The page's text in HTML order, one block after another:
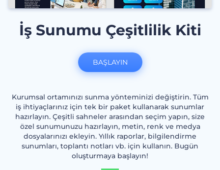
İş Sunumu Çeşitlilik Kiti
Kurumsal ortamınızı sunma yönteminizi değiştirin. Tüm
iş ihtiyaçlarınız için tek bir paket kullanarak sunumlar
hazırlayın. Çeşitli sahneler arasından seçim yapın, size
özel sunumunuzu hazırlayın, metin, renk ve medya
dosyalarınızı ekleyin. Yıllık raporlar, bilgilendirme
sunumları, toplantı notları vb. için kullanın. Bugün
oluşturmaya başlayın!
BAŞLAYIN